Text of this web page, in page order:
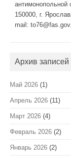
антимонопольной
150000, г.
mail:
Архив записей
Май 2026 (1)
Апрель 2026 (11)
Март 2026 (4)
Февраль 2026 (2)
Январь 2026 (2)